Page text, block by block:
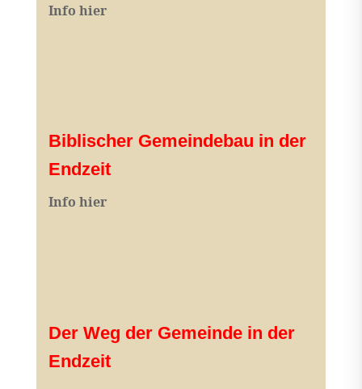
Info hier
Biblischer Gemeindebau in der
Endzeit
Info hier
Der Weg der Gemeinde in der
Endzeit